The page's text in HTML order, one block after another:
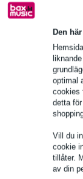
Den
optimal
cookies
detta
Vill du
cookie
tillåter.
av din
Popu
lär